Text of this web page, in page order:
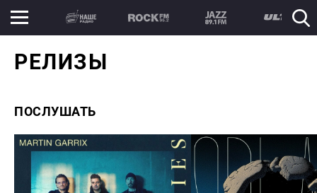
РЕЛИЗЫ
ПОСЛУШАТЬ